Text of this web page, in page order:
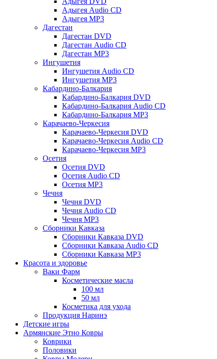
Адыгея Audio CD
Адыгея MP3
Дагестан
Дагестан DVD
Дагестан Audio CD
Дагестан MP3
Ингушетия
Ингушетия Audio CD
Ингушетия MP3
Кабардино-Балкария
Кабардино-Балкария DVD
Кабардино-Балкария Audio CD
Кабардино-Балкария MP3
Карачаево-Черкесия
Карачаево-Черкесия DVD
Карачаево-Черкесия Audio CD
Карачаево-Черкесия MP3
Осетия
Осетия DVD
Осетия Audio CD
Осетия MP3
Чечня
Чечня DVD
Чечня Audio CD
Чечня MP3
Сборники Кавказа
Сборники Кавказа DVD
Сборники Кавказа Audio CD
Сборники Кавказа MP3
Красота и здоровье
Ваки Фарм
Косметические масла
100 мл
50 мл
Косметика для ухода
Продукция Наринэ
Детские игры
Армянские Этно Ковры
Коврики
Половики